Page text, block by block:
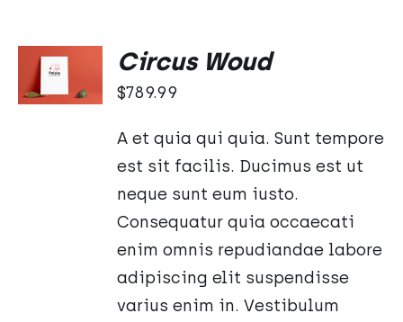
DO
KOSZYKA
Circus Woud
$789.99
A et quia qui quia. Sunt tempore
est sit facilis. Ducimus est ut
neque sunt eum iusto.
Consequatur quia occaecati
enim omnis repudiandae labore
adipiscing elit suspendisse
varius enim in. Vestibulum